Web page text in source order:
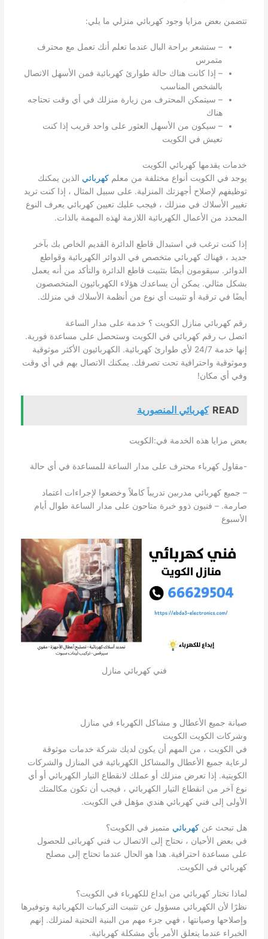
تتضمن بعض مزايا وجود كهربائي منزلي ما يلي:
– ستشعر براحة البال عندما تعلم أنك تعمل مع محترف
متمرس
– إذا كانت هناك حالة طوارئ كهربائية فمن الأسهل الاتصال
بالشخص المناسب
– سيتمكن المحترف من زيارة منزلك في أي وقت تحتاجه
هناك
– سيكون من الأسهل العثور على واحد قريب إذا كنت
تعيش في الكويت
خدمات يقدمها كهربائي الكويت
يوجد في الكويت أنواع مختلفة من معلم كهربائي الذين يمكنك
توظيفهم لإصلاح أجهزتك المنزلية. على سبيل المثال ، إذا كنت تريد
تغيير الأسلاك في منزلك ، فيجب عليك تعيين كهربائي يعرف النوع
المحدد من الأعمال الكهربائية اللازمة لهذه المهمة بالذات.
إذا كنت ترغب في استبدال قاطع الدائرة القديم الخاص بك بآخر
جديد ، فهناك كهربائي متخصص في الدوائر الكهربائية وقواطع
الدوائر. سيقومون أيضًا بتثبيت قاطع الدائرة والتأكد من أنه يعمل
بشكل مثالي. يمكن أن يساعدك هؤلاء الكهربائيون المتخصصون
أيضًا في ترقية أو تثبيت أي نوع من أنظمة الأسلاك في منزلك.
رقم كهربائي منازل الكويت ؟ خدمة على مدار الساعة
اتصل ب رقم كهربائي في الكويت وستحصل على مساعدة فورية.
إنها خدمة 24/7 لأي طوارئ كهربائية. الكهربائيون الأكثر موثوقية
وموثوقية واحترافية تحت تصرفك. يمكنك الاتصال بهم في أي وقت
وفي أي مكان!
READ كهربائي المنصورية
بعض مزايا هذه الخدمة في:الكويت
-مقاول كهرباء محترف على مدار الساعة للمساعدة في أي حالة
– جميع كهربائي مدربين تدريباً كاملاً وخضعوا لإجراءات اعتماد
صارمة. – فنيون ذوو خبرة متاحون على مدار الساعة طوال أيام
الأسبوع
فني كهربائي منازل
صيانة جميع الأعطال و مشاكل الكهرباء في منازل
وشركات الكويت الكويت
في الكويت ، من المهم أن يكون لديك شركة خدمات موثوقة
لرعاية جميع الأعطال والمشاكل الكهربائية في المنازل والشركات
الكويتية. إذا تعرض منزلك أو عملك لانقطاع التيار الكهربائي أو أي
نوع آخر من انقطاع التيار الكهربائي ، فيجب أن تكون مكالمتك
الأولى إلى فني كهربائي هندي مؤهل في الكويت.
هل تبحث عن كهربائي متميز في الكويت؟
في بعض الأحيان ، نحتاج إلى الاتصال ب فني كهربائى للحصول
على مساعدة احترافية. هذا هو الحال عندما تحتاج إلى مصلح
كهربائي في الكويت.
لماذا تختار كهربائي من ابداع للكهرباء في الكويت؟
نظرًا لأن الكهربائي مسؤول عن تثبيت التركيبات الكهربائية وتوفيرها
وإصلاحها وصيانتها ، فهي جزء مهم من البنية التحتية لمنزلك. إنهم
الخبراء عندما يتعلق الأمر بأي مشكلة كهربائية.